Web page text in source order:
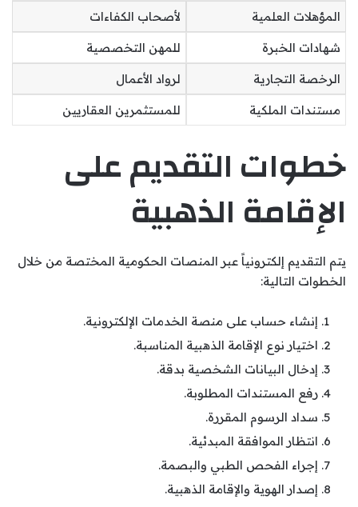
المؤهلات العلمية لأصحاب الكفاءات
شهادات الخبرة للمهن التخصصية
الرخصة التجارية لرواد الأعمال
مستندات الملكية للمستثمرين العقاريين
خطوات التقديم على
الإقامة الذهبية
يتم التقديم إلكترونياً عبر المنصات الحكومية المختصة من خلال
الخطوات التالية:
إنشاء حساب على منصة الخدمات الإلكترونية.
اختيار نوع الإقامة الذهبية المناسبة.
إدخال البيانات الشخصية بدقة.
رفع المستندات المطلوبة.
سداد الرسوم المقررة.
انتظار الموافقة المبدئية.
إجراء الفحص الطبي والبصمة.
إصدار الهوية والإقامة الذهبية.